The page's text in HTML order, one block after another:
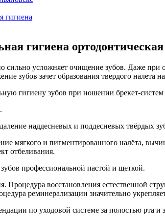
гигиена
гигиена ортодонтическая
сильно усложняет очищение зубов. Даже
зубов зачет образования твердого налета
гигиену зубов при ношении брекет-систем
наддесневых и поддесневых твёрдых
мягкого и пигментированного налёта,
отбеливания.
профессиональной пастой и щеткой.
Процедура восстановления естественной
реминерализации значительно
по уходовой системе за полостью рта